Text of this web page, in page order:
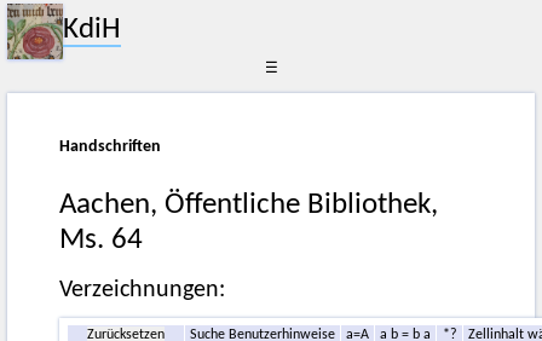
KdiH
☰
Handschriften
Aachen, Öffentliche Bibliothek,
Ms. 64
Verzeichnungen:
Zurücksetzen SucheBenutzerhinweise a=A a b = b a *?
Zellinhalt